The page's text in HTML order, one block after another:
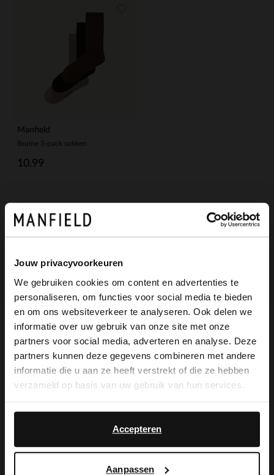
Jouw privacyvoorkeuren
We gebruiken cookies om content en advertenties te
personaliseren, om functies voor social media te bieden
en om ons websiteverkeer te analyseren. Ook delen we
informatie over uw gebruik van onze site met onze
partners voor social media, adverteren en analyse. Deze
partners kunnen deze gegevens combineren met andere
informatie die u aan ze heeft verstrekt of die ze hebben
verzameld op basis van uw gebruik van hun services.
Accepteren
Aanpassen
Manfield
Bruine 3-pack sokken
10.99
De My Manfield
voordelen wachten
op je.
Service
×
View this website in English?
It looks like your language isn't Dutch. Would
you like to switch to English?
English